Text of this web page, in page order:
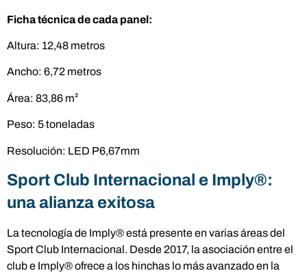
Ficha técnica de cada panel:
Altura: 12,48 metros
Ancho: 6,72 metros
Área: 83,86 m²
Peso: 5 toneladas
Resolución: LED P6,67mm
Sport Club Internacional e Imply®:
una alianza exitosa
La tecnología de Imply® está presente en varias áreas del
Sport Club Internacional. Desde 2017, la asociación entre el
club e Imply® ofrece a los hinchas lo más avanzado en la